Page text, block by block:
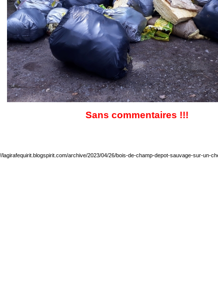
Sans commentaires !!!
lagirafequirit.blogspirit.com/archive/2023/04/26/bois-de-champ-depot-sauvage-sur-un-